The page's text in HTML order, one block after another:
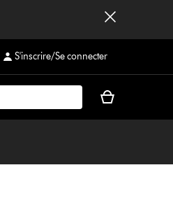
S'inscrire/Se connecter
Votre